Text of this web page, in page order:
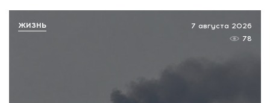
7 августа 2026
78
ЖИЗНЬ